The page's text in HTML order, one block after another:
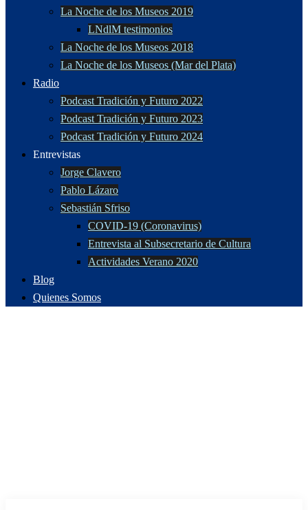
La Noche de los Museos 2019
LNdlM testimonios
La Noche de los Museos 2018
La Noche de los Museos (Mar del Plata)
Radio
Podcast Tradición y Futuro 2022
Podcast Tradición y Futuro 2023
Podcast Tradición y Futuro 2024
Entrevistas
Jorge Clavero
Pablo Lázaro
Sebastián Sfriso
COVID-19 (Coronavirus)
Entrevista al Subsecretario de Cultura
Actividades Verano 2020
Blog
Quienes Somos